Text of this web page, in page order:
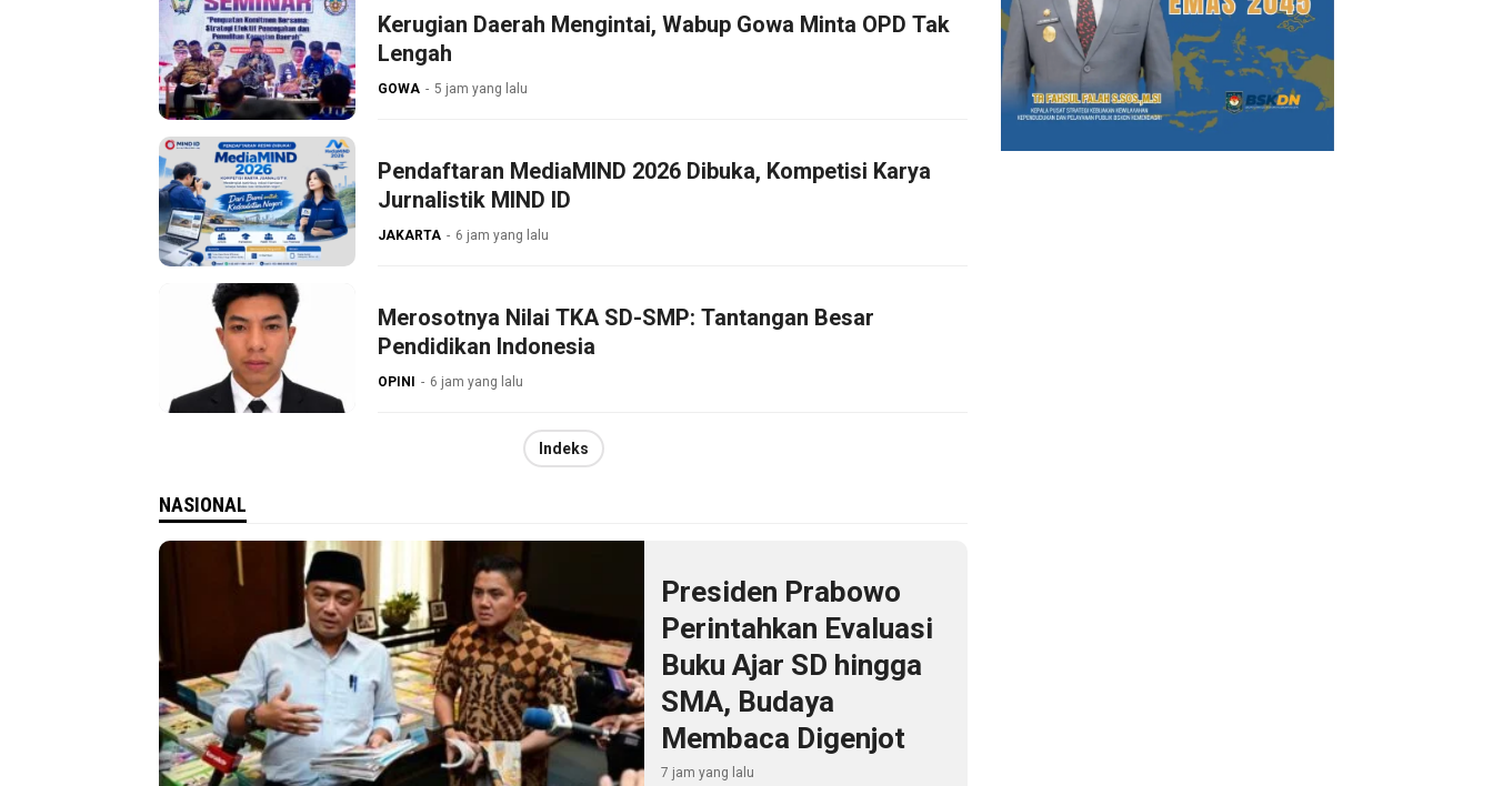
Kerugian Daerah Mengintai, Wabup Gowa Minta OPD Tak
Lengah
GOWA 5 jam yang lalu
Pendaftaran MediaMIND 2026 Dibuka, Kompetisi Karya
Jurnalistik MIND ID
JAKARTA 6 jam yang lalu
Merosotnya Nilai TKA SD-SMP: Tantangan Besar
Pendidikan Indonesia
OPINI 6 jam yang lalu
Indeks
NASIONAL
Presiden Prabowo
Perintahkan Evaluasi
Buku Ajar SD hingga
SMA, Budaya
Membaca Digenjot
7 jam yang lalu